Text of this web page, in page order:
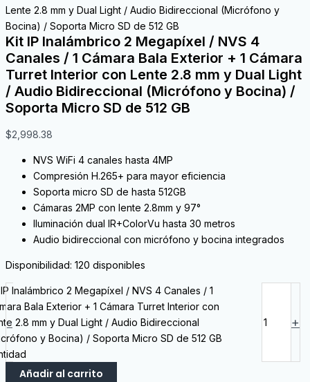
Lente 2.8 mm y Dual Light / Audio Bidireccional (Micrófono y
Bocina) / Soporta Micro SD de 512 GB
Kit IP Inalámbrico 2 Megapíxel / NVS 4
Canales / 1 Cámara Bala Exterior + 1 Cámara
Turret Interior con Lente 2.8 mm y Dual Light
/ Audio Bidireccional (Micrófono y Bocina) /
Soporta Micro SD de 512 GB
$2,998.38
NVS WiFi 4 canales hasta 4MP
Compresión H.265+ para mayor eficiencia
Soporta micro SD de hasta 512GB
Cámaras 2MP con lente 2.8mm y 97°
Iluminación dual IR+ColorVu hasta 30 metros
Audio bidireccional con micrófono y bocina integrados
Disponibilidad: 120 disponibles
-
Inalámbrico 2 Megapíxel / NVS 4 Canales / 1
Bala Exterior + 1 Cámara Turret Interior con
2.8 mm y Dual Light / Audio Bidireccional
y Bocina) / Soporta Micro SD de 512 GB
+
Añadir al carrito